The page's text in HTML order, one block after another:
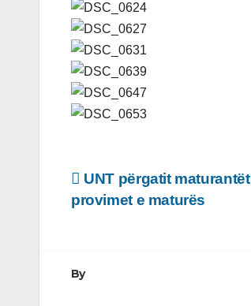
Lëvizje
te
UNT përgatit
provimet e maturës
By